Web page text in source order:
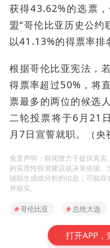
获得43.62%的选票
盟“哥伦比亚历史公约
以41.13%的得票率排
根据哥伦比亚宪法，
得票率超过50%，将
票最多的两位的候选
二轮投票将于6月21
月7日宣誓就职。（央
免责声明：财闻致力于提供真
的实质性投资建议或决策依据
辅助生成或分析的信息，可能
并核实。
#哥伦比亚 # 总统大选
打开APP